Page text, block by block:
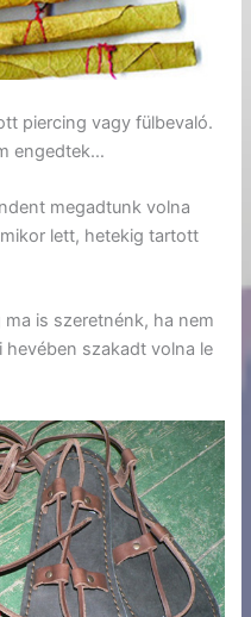
piercing vagy fülbevaló.
engedtek…
megadtunk volna
lett, hetekig tartott
is szeretnénk, ha nem
szakadt volna le